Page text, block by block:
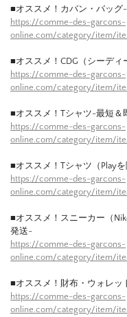
■オススメ！カバン・バッ
https://comme-des-garcons-
online.com/category/item/
■オススメ！CDG（シーデ
https://comme-des-garcons-
online.com/category/item/
■オススメ！Tシャツ-最短＆
https://comme-des-garcons-
online.com/category/item/
■オススメ！Tシャツ（Play
https://comme-des-garcons-
online.com/category/item/
■オススメ！スニーカー（
発送-
https://comme-des-garcons-
online.com/category/item/
■オススメ！財布・ウォレ
https://comme-des-garcons-
online.com/category/item/